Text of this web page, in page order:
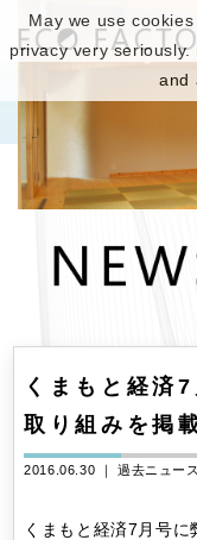
くまもと経済
取り組みを掲
2016.06.30 ｜過去ニュース
くまもと経済7月号
May we use
privacy very
and